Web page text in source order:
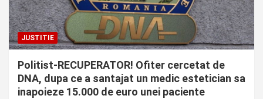
JUSTITIE
Politist-RECUPERATOR! Ofiter cercetat de
DNA, dupa ce a santajat un medic estetician sa
inapoieze 15.000 de euro unei paciente